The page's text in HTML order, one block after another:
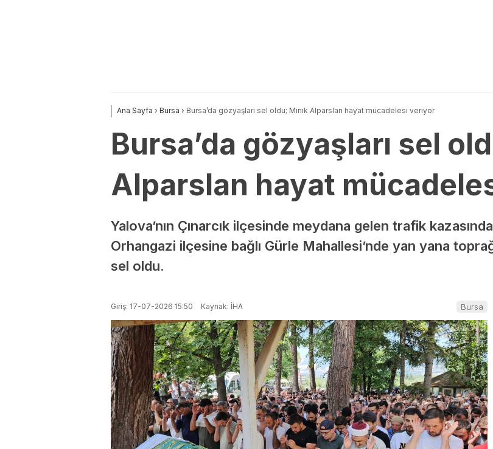
Ana Sayfa › Bursa › Bursa’da gözyaşları sel oldu; Minik Alparslan hayat mücadelesi veriyor
Bursa’da gözyaşları sel
Alparslan hayat
Yalova’nın Çınarcık ilçesinde meydana gelen trafik
Orhangazi ilçesine bağlı Gürle Mahallesi’nde yan yana
sel oldu.
Giriş: 17-07-2026 15:50 Kaynak: İHA Bursa